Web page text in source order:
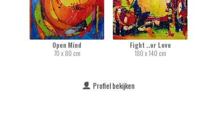
Open Mind
70 x 80 cm
Fight ..or Love
180 x 140 cm
Profiel bekijken